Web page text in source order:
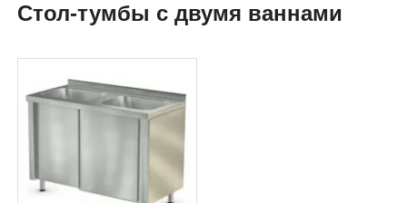
Стол-тумбы с двумя ваннами